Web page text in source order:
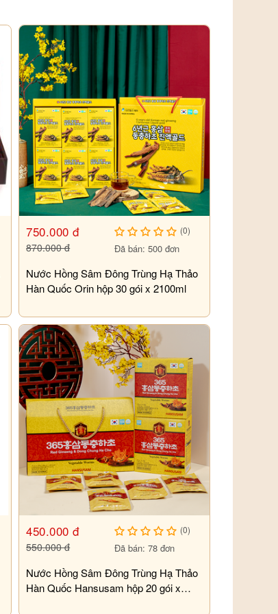
750.000 đ
870.000 đ
(0)
Đã bán: 500 đơn
Nước Hồng Sâm Đông Trùng Hạ Thảo
Hàn Quốc Orin hộp 30 gói x 2100ml
450.000 đ
550.000 đ
(0)
Đã bán: 78 đơn
Nước Hồng Sâm Đông Trùng Hạ Thảo
Hàn Quốc Hansusam hộp 20 gói x